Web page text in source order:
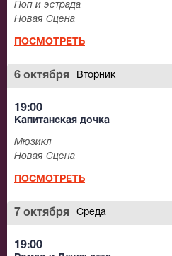
Поп и эстрада
Новая Сцена
ПОСМОТРЕТЬ
6 октября Вторник
19:00
Капитанская дочка
Мюзикл
Новая Сцена
ПОСМОТРЕТЬ
7 октября Среда
19:00